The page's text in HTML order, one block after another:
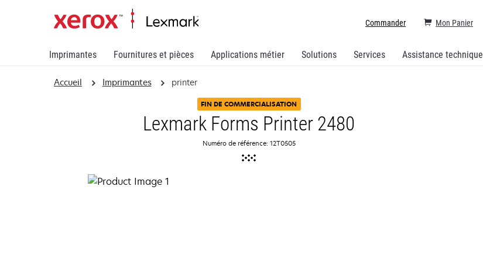
Imprimantes Fournitures et pièces Applications métier Solutions Services Assistance technique
Mon Panier
Commander
Accueil Imprimantes printer
FIN DE COMMERCIALISATION
Lexmark Forms Printer 2480
Numéro de référence: 12T0505